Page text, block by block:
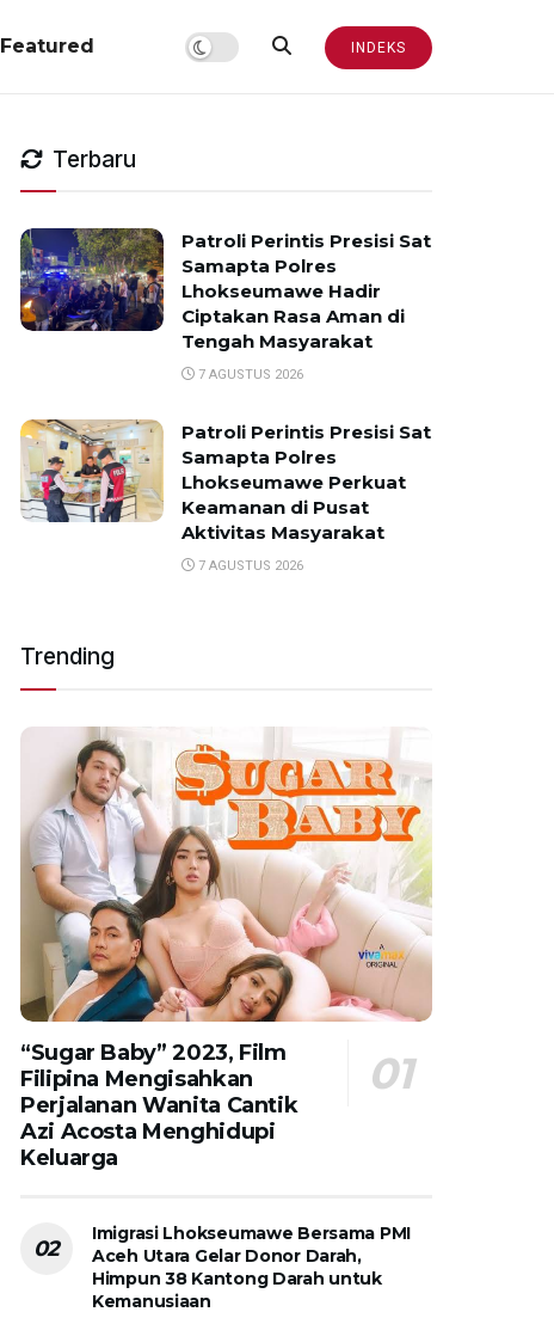
Featured INDEKS
Terbaru
Patroli Perintis Presisi Sat
Samapta Polres
Lhokseumawe Hadir
Ciptakan Rasa Aman di
Tengah Masyarakat
7 AGUSTUS 2026
Patroli Perintis Presisi Sat
Samapta Polres
Lhokseumawe Perkuat
Keamanan di Pusat
Aktivitas Masyarakat
7 AGUSTUS 2026
Trending
“Sugar Baby” 2023, Film
Filipina Mengisahkan
Perjalanan Wanita Cantik
Azi Acosta Menghidupi
Keluarga
Imigrasi Lhokseumawe Bersama PMI
Aceh Utara Gelar Donor Darah,
Himpun 38 Kantong Darah untuk
Kemanusiaan